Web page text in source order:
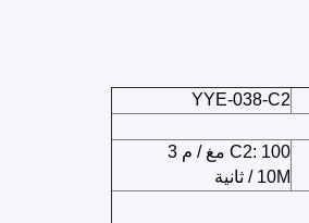
YYE-038-C2
C2: 100 مغ / م
3
10M / ثانية